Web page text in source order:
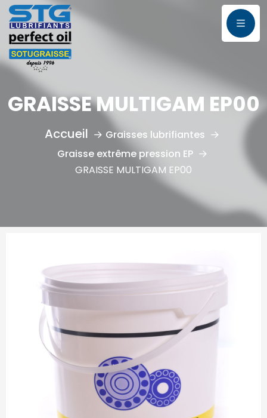
GRAISSE MULTIGAM EP00
Graisses lubrifiantes
Graisse extrême pression EP
GRAISSE MULTIGAM EP00